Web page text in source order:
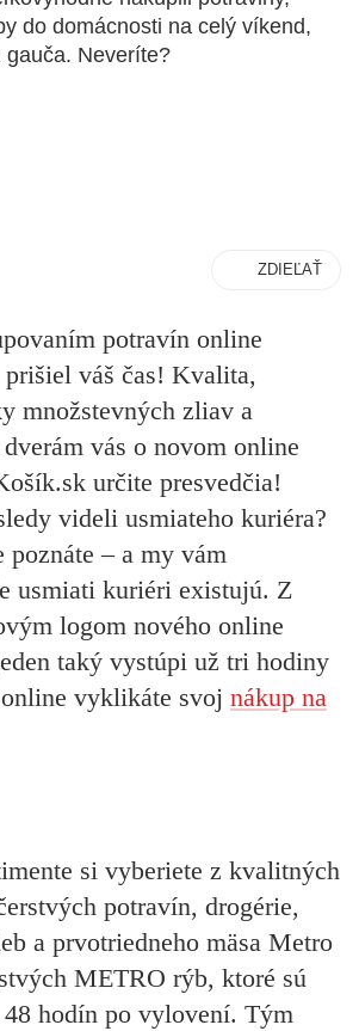
do domácnosti na celý víkend,
Neveríte?
ZDIEĽAŤ
potravín online
váš čas! Kvalita,
množstevných zliav a
vás o novom online
určite presvedčia!
videli usmiateho kuriéra?
poznáte – a my vám
usmiati kuriéri existujú. Z
logom nového online
taký vystúpi už tri hodiny
vyklikáte svoj nákup na
si vyberiete z kvalitných
potravín, drogérie,
a prvotriedneho mäsa Metro
METRO rýb, ktoré sú
hodín po vylovení. Tým